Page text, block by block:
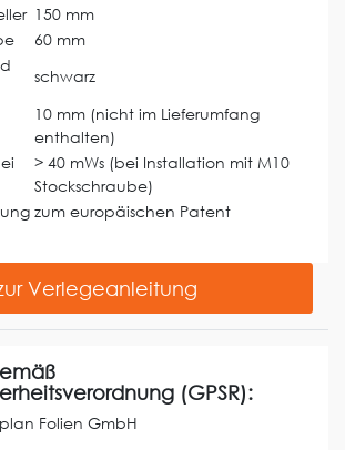
150 mm
60 mm
schwarz
10 mm (nicht im Lieferumfang
enthalten)
> 40 mWs (bei Installation mit M10
Stockschraube)
zum europäischen Patent
Verlegeanleitung
(GPSR):
Folien GmbH